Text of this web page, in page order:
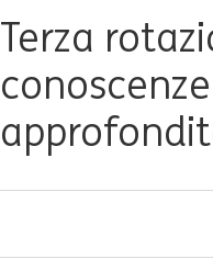
Terza